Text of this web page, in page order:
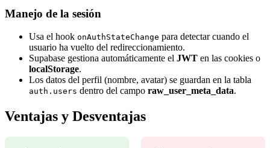
Manejo de la sesión
Usa el hook onAuthStateChange para detectar cuando el
usuario ha vuelto del redireccionamiento.
Supabase gestiona automáticamente el JWT en las cookies o
localStorage.
Los datos del perfil (nombre, avatar) se guardan en la tabla
auth.users dentro del campo raw_user_meta_data.
Ventajas y Desventajas